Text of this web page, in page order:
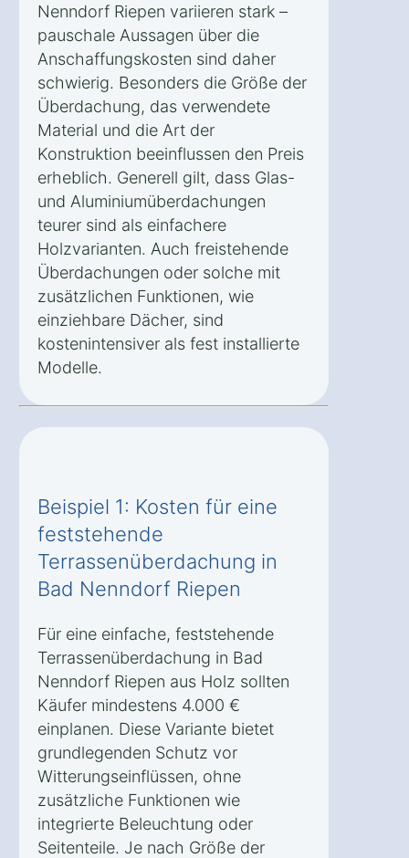
Nenndorf Riepen variieren stark –
pauschale Aussagen über die
Anschaffungskosten sind daher
schwierig. Besonders die Größe der
Überdachung, das verwendete
Material und die Art der
Konstruktion beeinflussen den Preis
erheblich. Generell gilt, dass Glas-
und Aluminiumüberdachungen
teurer sind als einfachere
Holzvarianten. Auch freistehende
Überdachungen oder solche mit
zusätzlichen Funktionen, wie
einziehbare Dächer, sind
kostenintensiver als fest installierte
Modelle.
Beispiel 1: Kosten für eine
feststehende
Terrassenüberdachung in
Bad Nenndorf Riepen
Für eine einfache, feststehende
Terrassenüberdachung in Bad
Nenndorf Riepen aus Holz sollten
Käufer mindestens 4.000 €
einplanen. Diese Variante bietet
grundlegenden Schutz vor
Witterungseinflüssen, ohne
zusätzliche Funktionen wie
integrierte Beleuchtung oder
Seitenteile. Je nach Größe der